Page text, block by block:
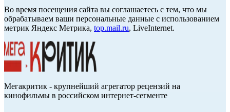
Во время посещения сайта вы соглашаетесь с тем, что мы
обрабатываем ваши персональные данные с использованием
метрик Яндекс Метрика, top.mail.ru, LiveInternet.
Мегакритик - крупнейший агрегатор рецензий на
кинофильмы в российском интернет-сегменте